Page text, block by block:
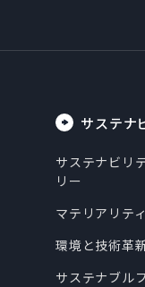
サステナ
サステナビリ
リー
マテリアリティ
環境と技術革
サステナブル